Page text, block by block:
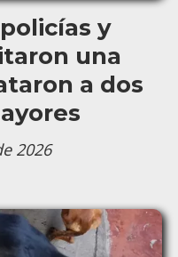
y
una
a dos
2026